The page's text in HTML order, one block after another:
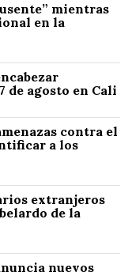
mientras
en la
de agosto en Cali
contra el
a los
extranjeros
de la
nuevos